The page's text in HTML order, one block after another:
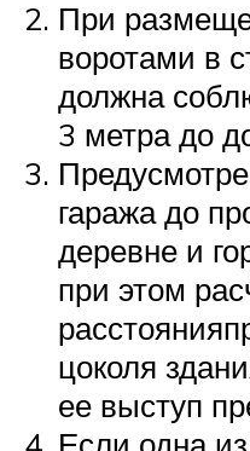
При
воротами в
должна
3 метра до
гаража до
деревне и
при этом
цоколя
ее выступ